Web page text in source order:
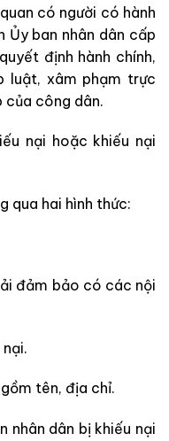
có người có hành
Ủy ban nhân dân cấp
định hành chính,
luật, xâm phạm trực
của công dân.
nại hoặc khiếu nại
qua hai hình thức:
đảm bảo có các nội
tên, địa chỉ.
nhân dân bị khiếu nại